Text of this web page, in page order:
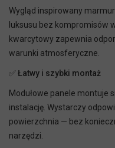
Wygląd inspirowany
luksusu bez kompromisów
kwarcytowy zapewnia
warunki atmosferyczne.
✅Łatwy i szybki montaż
Modułowe panele montuje
instalację. Wystarczy
powierzchnia — bez
narzędzi.